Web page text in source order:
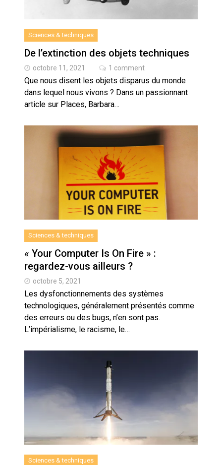
Sciences & techniques
De l’extinction des objets techniques
octobre 11, 2021 1 comment
Que nous disent les objets disparus du monde
dans lequel nous vivons ? Dans un passionnant
article sur Places, Barbara…
Sciences & techniques
« Your Computer Is On Fire » :
regardez-vous ailleurs ?
octobre 5, 2021
Les dysfonctionnements des systèmes
technologiques, généralement présentés comme
des erreurs ou des bugs, n’en sont pas.
L’impérialisme, le racisme, le…
Sciences & techniques